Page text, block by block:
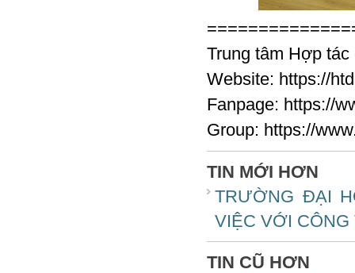
Trung tâm Hợp
Website: https://
Fanpage: https://
Group: https://
TIN MỚI HƠN
TRƯỜNG ĐẠI
VIỆC VỚI CÔNG
TIN CŨ HƠN